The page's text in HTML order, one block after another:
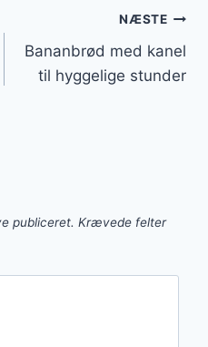
NÆSTE
Bananbrød med kanel
til hyggelige stunder
publiceret. Krævede felter